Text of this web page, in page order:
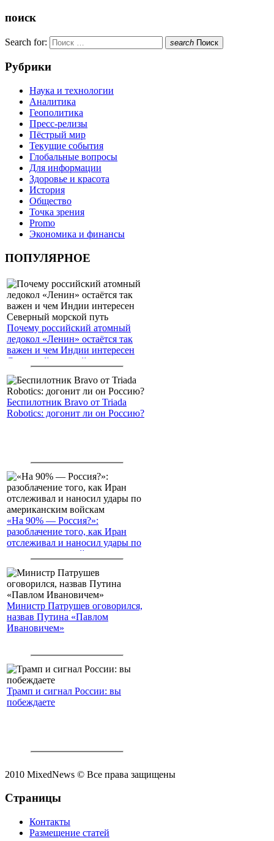
поиск
Search for: search Поиск
Рубрики
Наука и технологии
Аналитика
Геополитика
Пресс-релизы
Пёстрый мир
Текущие события
Глобальные вопросы
Для информации
Здоровье и красота
История
Общество
Точка зрения
Promo
Экономика и финансы
ПОПУЛЯРНОЕ
Почему российский атомный
ледокол «Ленин» остаётся так
важен и чем Индии интересен
Северный морской путь
Беспилотник Bravo от Triada
Robotics: догонит ли он Россию?
«На 90% — Россия?»:
разоблачение того, как Иран
отслеживал и наносил удары по
американским войскам
Министр Патрушев оговорился,
назвав Путина «Павлом
Ивановичем»
Трамп и сигнал России: вы
побеждаете
2010 MixedNews © Все права защищены
Страницы
Контакты
Размещение статей